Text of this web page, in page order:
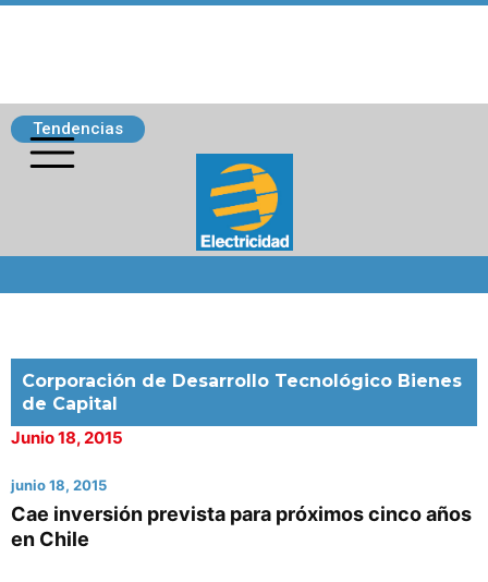
Tendencias
Corporación de Desarrollo Tecnológico Bienes
de Capital
Junio 18, 2015
junio 18, 2015
Cae inversión prevista para próximos cinco años
en Chile